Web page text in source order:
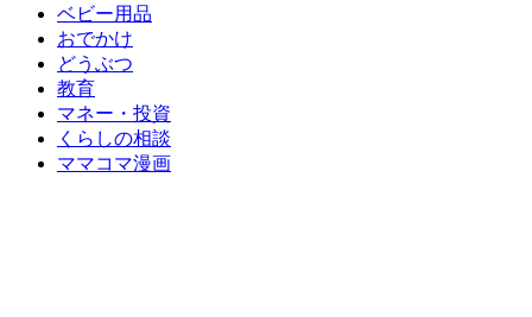
ベビー用品
おでかけ
どうぶつ
教育
マネー・投資
くらしの相談
ママコマ漫画